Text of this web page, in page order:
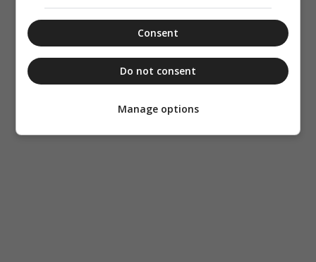
Consent
Do not consent
Manage options